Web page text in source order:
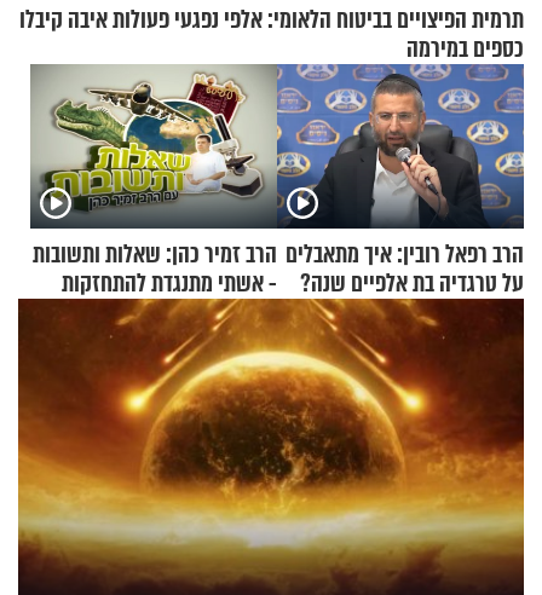
תרמית הפיצויים בביטוח הלאומי: אלפי נפגעי פעולות איבה קיבלו
כספים במירמה
הרב רפאל רובין: איך מתאבלים
על טרגדיה בת אלפיים שנה?
הרב זמיר כהן: שאלות ותשובות
- אשתי מתנגדת להתחזקות
שלי